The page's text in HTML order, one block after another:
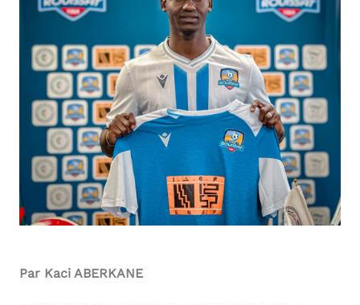
Par Kaci ABERKANE